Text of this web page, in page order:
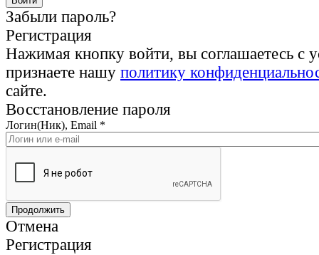
Забыли пароль?
Регистрация
Нажимая кнопку войти, вы соглашаетесь с
признаете нашу политику
сайте.
Восстановление пароля
Логин(Ник), Email *
Отмена
Регистрация